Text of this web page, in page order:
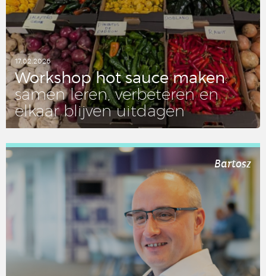
17.02.2026
Work­shop hot sauce maken:
samen leren, ver­be­te­ren en
elkaar blijven uit­da­gen
LEES DIT ARTIKEL
Bartosz